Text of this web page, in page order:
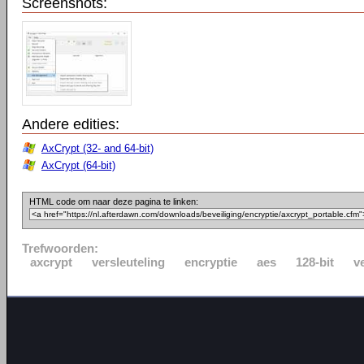
Screenshots:
Andere edities:
AxCrypt (32- and 64-bit)
AxCrypt (64-bit)
HTML code om naar deze pagina te linken:
Trefwoorden:
axcrypt
versleuteling encryptie aes 128-bit